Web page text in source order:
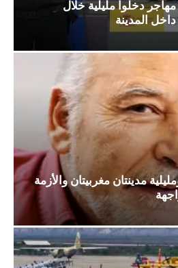
إسبانيا: أكثر من 1300 مهاجر دخلوا مليلية خلال
مدينتان مغربيتان والأزمة